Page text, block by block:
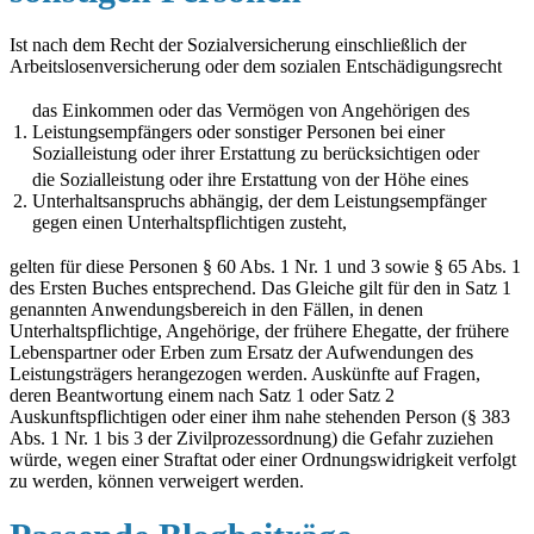
Ist nach dem Recht der Sozialversicherung einschließlich der
Arbeitslosenversicherung oder dem sozialen Entschädigungsrecht
1.
das Einkommen oder das Vermögen von Angehörigen des
Leistungsempfängers oder sonstiger Personen bei einer
Sozialleistung oder ihrer Erstattung zu berücksichtigen oder
2.
die Sozialleistung oder ihre Erstattung von der Höhe eines
Unterhaltsanspruchs abhängig, der dem Leistungsempfänger
gegen einen Unterhaltspflichtigen zusteht,
gelten für diese Personen § 60 Abs. 1 Nr. 1 und 3 sowie § 65 Abs. 1
des Ersten Buches entsprechend. Das Gleiche gilt für den in Satz 1
genannten Anwendungsbereich in den Fällen, in denen
Unterhaltspflichtige, Angehörige, der frühere Ehegatte, der frühere
Lebenspartner oder Erben zum Ersatz der Aufwendungen des
Leistungsträgers herangezogen werden. Auskünfte auf Fragen,
deren Beantwortung einem nach Satz 1 oder Satz 2
Auskunftspflichtigen oder einer ihm nahe stehenden Person (§ 383
Abs. 1 Nr. 1 bis 3 der Zivilprozessordnung) die Gefahr zuziehen
würde, wegen einer Straftat oder einer Ordnungswidrigkeit verfolgt
zu werden, können verweigert werden.